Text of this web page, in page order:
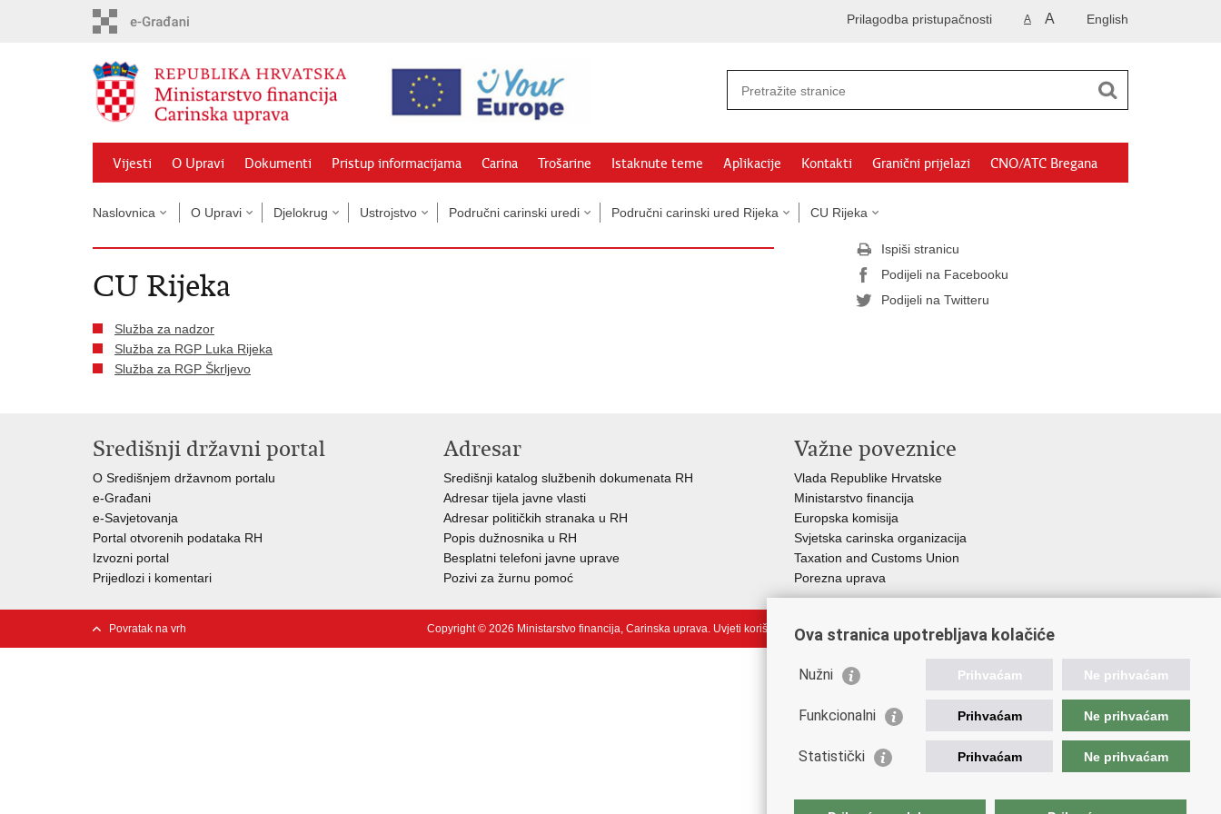
English
A A
Prilagodba pristupačnosti
Vijesti O Upravi Dokumenti Pristup informacijama Carina Trošarine Istaknute teme Aplikacije Kontakti Granični prijelazi CNO/ATC Bregana
Naslovnica O Upravi Djelokrug Ustrojstvo Područni carinski uredi Područni carinski ured Rijeka CU Rijeka
CU Rijeka
Služba za nadzor
Služba za RGP Luka Rijeka
Služba za RGP Škrljevo
Ispiši stranicu
Podijeli na Facebooku
Podijeli na Twitteru
Središnji državni portal
O Središnjem državnom portalu
e-Građani
e-Savjetovanja
Portal otvorenih podataka RH
Izvozni portal
Prijedlozi i komentari
Adresar
Središnji katalog službenih dokumenata RH
Adresar tijela javne vlasti
Adresar političkih stranaka u RH
Popis dužnosnika u RH
Besplatni telefoni javne uprave
Pozivi za žurnu pomoć
Važne poveznice
Vlada Republike Hrvatske
Ministarstvo financija
Europska komisija
Svjetska carinska organizacija
Taxation and Customs Union
Porezna uprava
Povratak na vrh Copyright © 2026 Ministarstvo financija, Carinska uprava. Uvjeti korištenja Ova stranica upotrebljava kolačiće
Nužni Prihvaćam Ne prihvaćam
Funkcionalni Prihvaćam Ne prihvaćam
Statistički Prihvaćam Ne prihvaćam